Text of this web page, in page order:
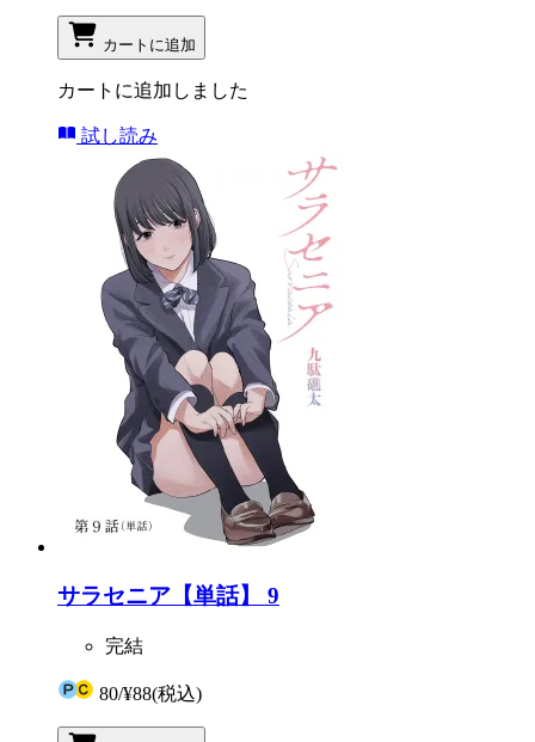
カートに追加
カートに追加しました
試し読み
サラセニア【単話】 9
完結
80/¥88(税込)